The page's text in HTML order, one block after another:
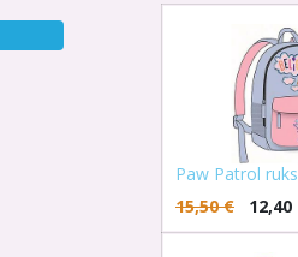
Paw Patrol
15,50€ 12,40